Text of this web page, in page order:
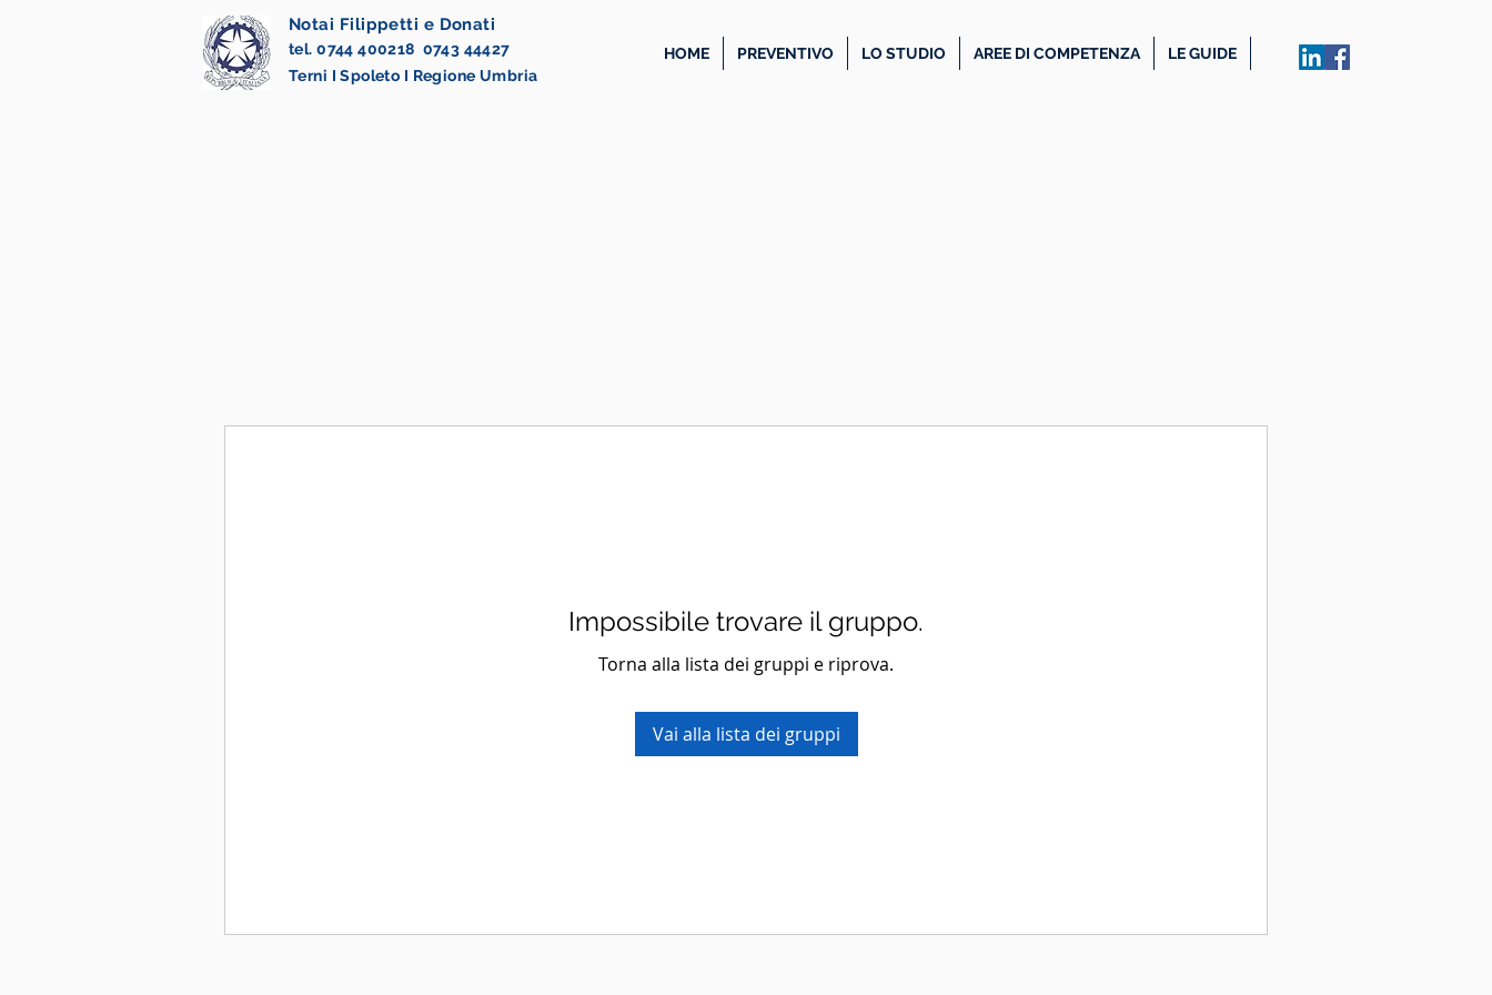
Notai Filippetti e Donati
HOME PREVENTIVO LO STUDIO AREE DI COMPETENZA LE GUIDE
tel. 0744 400218 0743 44427
Terni I Spoleto I Regione Umbria
Impossibile trovare il gruppo.
Torna alla lista dei gruppi e riprova.
Vai alla lista dei gruppi